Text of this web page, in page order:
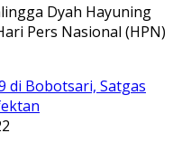
Dyah Hayuning
Pers Nasional (HPN)